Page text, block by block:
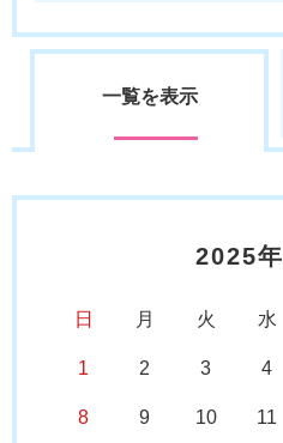
一覧を表示
2025年
日 月 火 水
1 2 3 4
8 9 10 11